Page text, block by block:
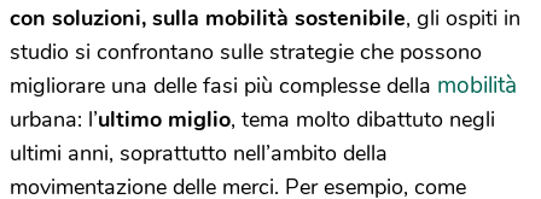
con soluzioni, sulla mobilità sostenibile, gli ospiti in
studio si confrontano sulle strategie che possono
migliorare una delle fasi più complesse della mobilità
urbana: l’ultimo miglio, tema molto dibattuto negli
ultimi anni, soprattutto nell’ambito della
movimentazione delle merci. Per esempio, come